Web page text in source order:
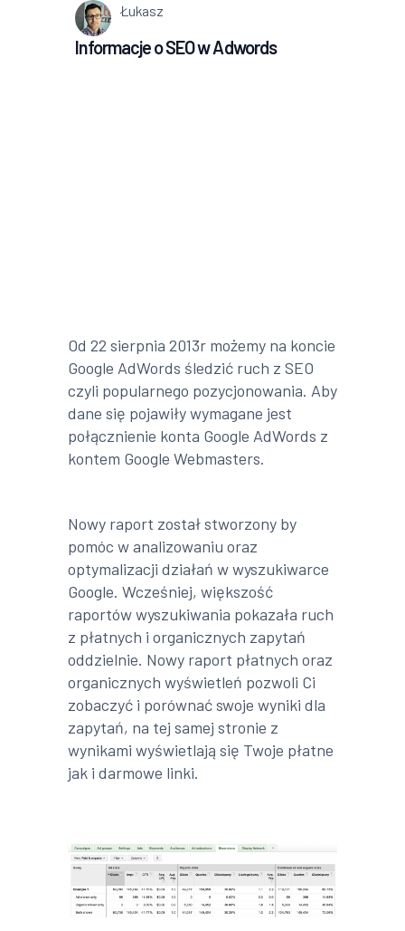
Łukasz
Informacje o SEO w Adwords
Od 22 sierpnia 2013r możemy na koncie
Google AdWords śledzić ruch z SEO
czyli popularnego pozycjonowania. Aby
dane się pojawiły wymagane jest
połącznienie konta Google AdWords z
kontem Google Webmasters.
Nowy raport został stworzony by
pomóc w analizowaniu oraz
optymalizacji działań w wyszukiwarce
Google. Wcześniej, większość
raportów wyszukiwania pokazała ruch
z płatnych i organicznych zapytań
oddzielnie. Nowy raport płatnych oraz
organicznych wyświetleń pozwoli Ci
zobaczyć i porównać swoje wyniki dla
zapytań, na tej samej stronie z
wynikami wyświetlają się Twoje płatne
jak i darmowe linki.